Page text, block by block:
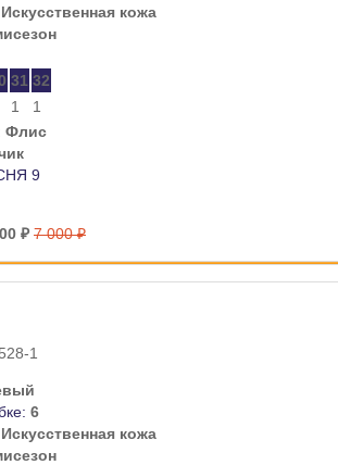
Искусственная кожа
31 32
1
1
Флис
9
₽ 7 000 ₽
1
6
Искусственная кожа